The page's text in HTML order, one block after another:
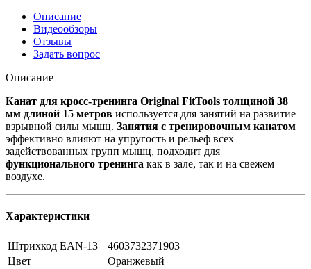
Описание
Видеообзоры
Отзывы
Задать вопрос
Описание
Канат для кросс-тренинга Original FitTools толщиной 38
мм длиной 15 метров используется для занятий на развитие
взрывной силы мышц. Занятия с тренировочным канатом
эффективно влияют на упругость и рельеф всех
задействованных групп мышц, подходит для
функционального тренинга как в зале, так и на свежем
воздухе.
Характеристики
Штрихкод EAN-13
4603732371903
Цвет
Оранжевый